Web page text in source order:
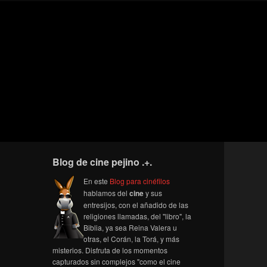
Blog de cine pejino .+.
En este Blog para cinéfilos
hablamos del ciney sus
entresijos, con el añadido de las
religiones llamadas, del "libro", la
Biblia, ya sea Reina Valera u
otras, el Corán, la Torá, y más
misterios. Disfruta de los momentos
capturados sin complejos "como el cine